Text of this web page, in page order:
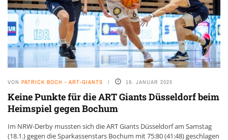
VON PATRICK BOCH - ART-GIANTS 19. JANUAR 2025
Keine Punkte für die ART Giants Düsseldorf beim
Heimspiel gegen Bochum
Im NRW-Derby mussten sich die ART Giants Düsseldorf am Samstag
(18.1.) gegen die Sparkassenstars Bochum mit 75:80 (41:48) geschlagen